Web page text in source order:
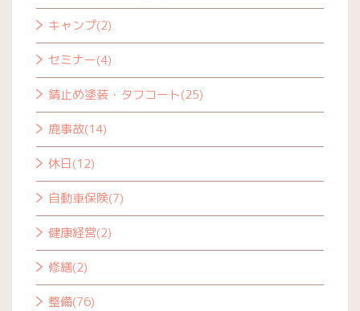
キャンプ(2)
セミナー(4)
錆止め塗装・タフコート(25)
鹿事故(14)
休日(12)
自動車保険(7)
健康経営(2)
修繕(2)
整備(76)